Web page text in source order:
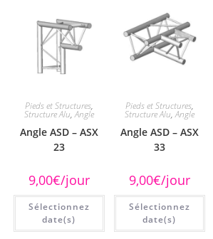
Pieds et Structures,
Structure Alu,Angle
Angle ASD – ASX
23
9,00€/jour
Sélectionnez
date(s)
Pieds et Structures,
Structure Alu,Angle
Angle ASD – ASX
33
9,00€/jour
Sélectionnez
date(s)